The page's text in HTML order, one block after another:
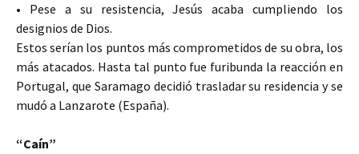
• Pese a su resistencia, Jesús acaba cumpliendo los
designios de Dios.
Estos serían los puntos más comprometidos de su obra, los
más atacados. Hasta tal punto fue furibunda la reacción en
Portugal, que Saramago decidió trasladar su residencia y se
mudó a Lanzarote (España).
“Caín”